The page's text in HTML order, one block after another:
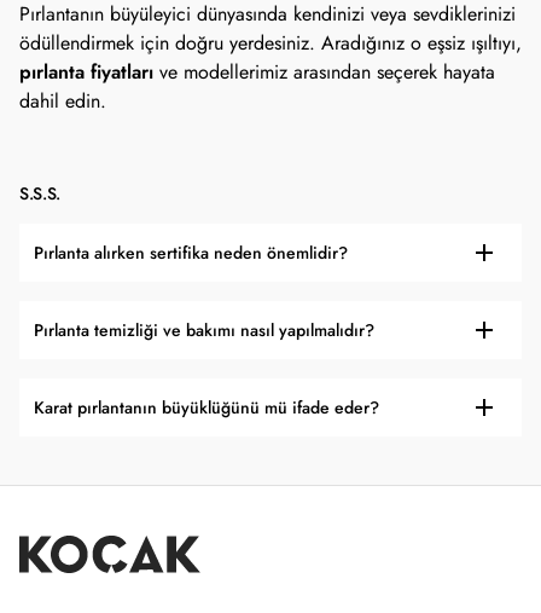
Pırlantanın büyüleyici dünyasında kendinizi veya sevdiklerinizi
ödüllendirmek için doğru yerdesiniz. Aradığınız o eşsiz ışıltıyı,
pırlanta fiyatları ve modellerimiz arasından seçerek hayata
dahil edin.
S.S.S.
Pırlanta alırken sertifika neden önemlidir?
Pırlanta temizliği ve bakımı nasıl yapılmalıdır?
Karat pırlantanın büyüklüğünü mü ifade eder?